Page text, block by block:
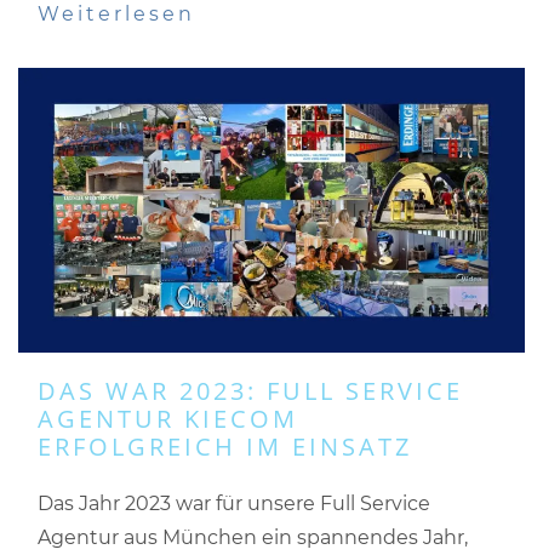
Weiterlesen
DAS WAR 2023: FULL SERVICE
AGENTUR KIECOM
ERFOLGREICH IM EINSATZ
Das Jahr 2023 war für unsere Full Service
Agentur aus München ein spannendes Jahr,